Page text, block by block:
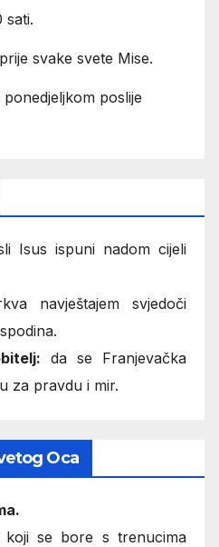
sati.
svake svete Mise.
poslije
Isus ispuni nadom cijeli
navještajem svjedoči
da se Franjevačka
za pravdu i mir.
Oca
koji se bore s trenucima